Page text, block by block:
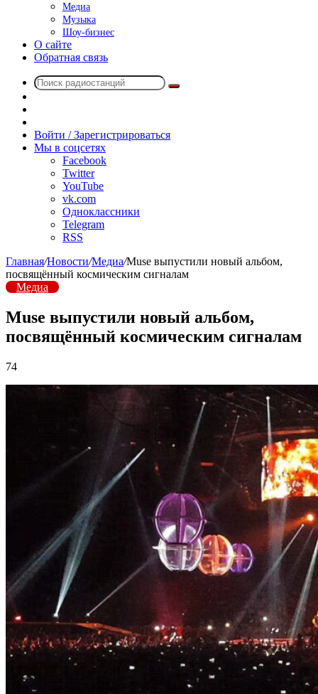
Медиа
Музыка
Шоу-бизнес
О сайте
Обратная связь
Поиск
радио
Войти / Зарегистрироваться
Мы в соцсетях
Facebook
Twitter
YouTube
vk.com
Одноклассники
Telegram
RSS
Главная/Новости/Медиа/Muse выпустили новый альбом,
посвящённый космическим сигналам
Медиа
Muse выпустили новый альбом,
посвящённый космическим сигналам
74